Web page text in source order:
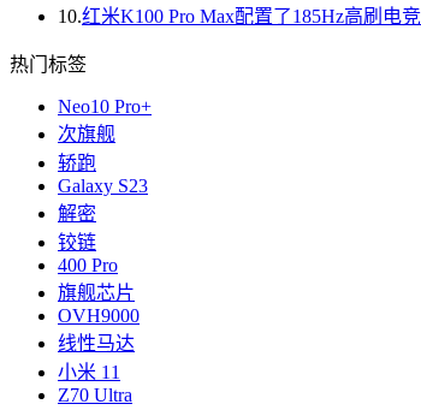
10.红米K100 Pro Max配置了185Hz高刷电
热门标签
Neo10 Pro+
次旗舰
轿跑
Galaxy S23
解密
铰链
400 Pro
旗舰芯片
OVH9000
线性马达
小米 11
Z70 Ultra